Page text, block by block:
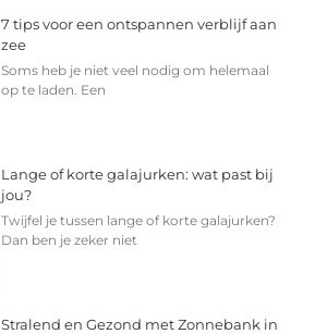
7 tips voor een ontspannen verblijf aan
zee
Soms heb je niet veel nodig om helemaal
op te laden. Een
Lange of korte galajurken: wat past bij
jou?
Twijfel je tussen lange of korte galajurken?
Dan ben je zeker niet
Stralend en Gezond met Zonnebank in